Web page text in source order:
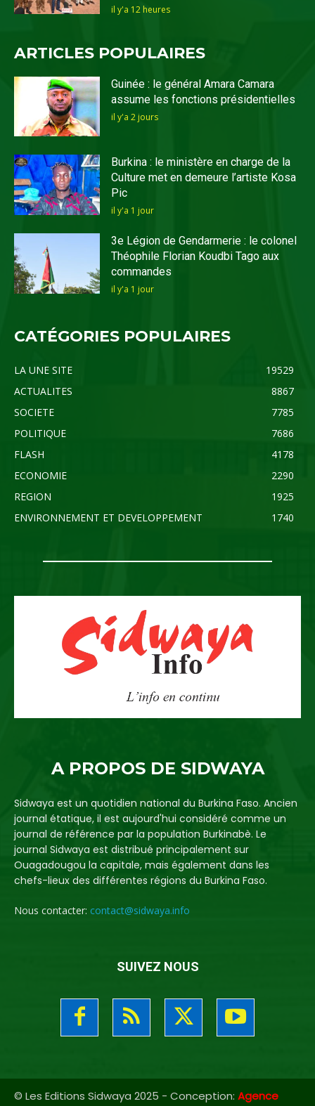
il y'a 12 heures
ARTICLES POPULAIRES
Guinée : le général Amara Camara
assume les fonctions présidentielles
il y'a 2 jours
Burkina : le ministère en charge de la
Culture met en demeure l’artiste Kosa
Pic
il y'a 1 jour
3e Légion de Gendarmerie : le colonel
Théophile Florian Koudbi Tago aux
commandes
il y'a 1 jour
CATÉGORIES POPULAIRES
LA UNE SITE
19529
ACTUALITES
8867
SOCIETE
7785
POLITIQUE
7686
FLASH
4178
ECONOMIE
2290
REGION
1925
ENVIRONNEMENT ET DEVELOPPEMENT
1740
A PROPOS DE SIDWAYA
Sidwaya est un quotidien national du Burkina Faso. Ancien
journal étatique, il est aujourd'hui considéré comme un
journal de référence par la population Burkinabè. Le
journal Sidwaya est distribué principalement sur
Ouagadougou la capitale, mais également dans les
chefs-lieux des différentes régions du Burkina Faso.
Nous contacter: contact@sidwaya.info
SUIVEZ NOUS
© Les Editions Sidwaya 2025 - Conception: Agence